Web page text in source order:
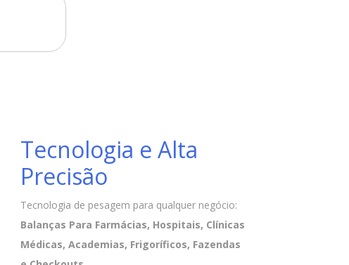
Tecnologia e Alta
Precisão
Tecnologia de pesagem para qualquer negócio:
Balanças Para Farmácias, Hospitais, Clínicas
Médicas, Academias, Frigoríficos, Fazendas